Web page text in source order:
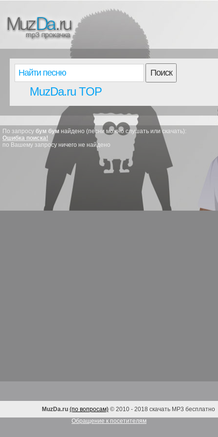
Поиск
MuzDa.ru TOP
По запросу бум бум найдено (песни можно слушать или скачать):
Ошибка поиска!
по Вашему запросу ничего не найдено
MuzDa.ru (по вопросам) © 2010 - 2018 скачать MP3 бесплатно
Обращение к посетителям